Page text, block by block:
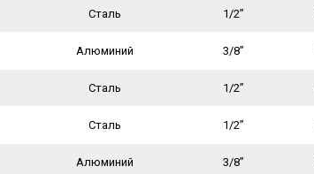
Сталь 1/2”
Алюминий 3/8”
Сталь 1/2”
Сталь 1/2”
Алюминий 3/8”